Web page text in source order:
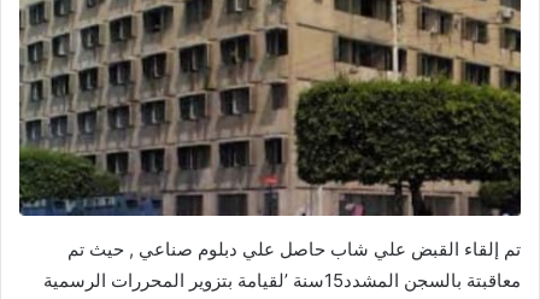
تم إلقاء القبض علي شاب حاصل علي دبلوم صناعي , حيث تم
معاقبتة بالسجن المشدد15سنة ’لقيامة بتزوير المحررات الرسمية